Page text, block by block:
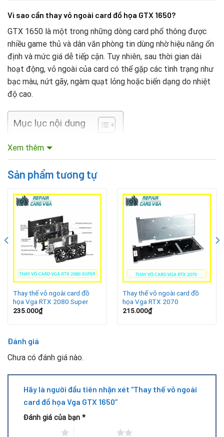
Vì sao cần thay vỏ ngoài card đồ họa GTX 1650?
GTX 1650 là một trong những dòng card phổ thông được
nhiều game thủ và dân văn phòng tin dùng nhờ hiệu năng ổn
định và mức giá dễ tiếp cận. Tuy nhiên, sau thời gian dài
hoạt động, vỏ ngoài của card có thể gặp các tình trạng như
bạc màu, nứt gãy, ngàm quạt lỏng hoặc biến dạng do nhiệt
độ cao.
Mục lục nội dung
Việc vỏ ngoài xuống cấp không chỉ làm mất đi tính thẩm mỹ
giảm hiệu năng khi chơi game hoặc làm việc.
duy trì tuổi thọ của card mà không cần tốn kém chi phí mua
Thay vỏ ngoài VGA GTX 1650 mang lại nhiều lợi ích thiết
thực cho người dùng:
Bảo vệ linh kiện: Vỏ mới giúp chống va đập, bụi bẩn và
độ ẩm xâm nhập vào bên trong.
Rate this product
Xem thêm
Sản phẩm tương tự
Thay thế vỏ ngoài card đồ
họa Vga RTX 2080 Super
235.000₫
Thay thế vỏ ngoài card đồ
họa Vga RTX 2070
215.000₫
Đánh giá
Chưa có đánh giá nào.
Hãy là người đầu tiên nhận xét “Thay thế vỏ ngoài
card đồ họa Vga GTX 1650”
Đánh giá của bạn *